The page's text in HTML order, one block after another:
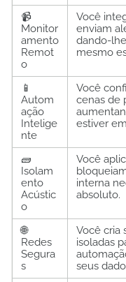
📹
Monitor
amento
Remot
o
Você
enviam
dando-
mesmo
📱
Autom
ação
Intelige
nte
Você
cenas de
estiver
🧱
Isolam
ento
Acústic
o
Você
interna
absoluto.
🌐
Redes
Segura
s
Você cria
isoladas
seus